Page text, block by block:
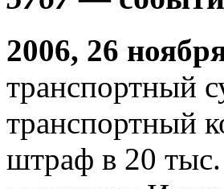
2006, 26
транспортный
транспортный
штраф в 20 тыс.